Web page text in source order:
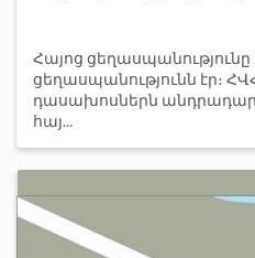
Հայոց
ցեղասպանությունն էր։
դասախոսներն
հայ...